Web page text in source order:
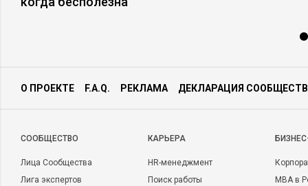
О ПРОЕКТЕ F.A.Q. РЕКЛАМА ДЕКЛАРАЦИЯ
CООБЩЕСТВО
Лица Сообщества
Лига экспертов
КАРЬЕРА
HR-менеджмент
Поиск работы
MBA в